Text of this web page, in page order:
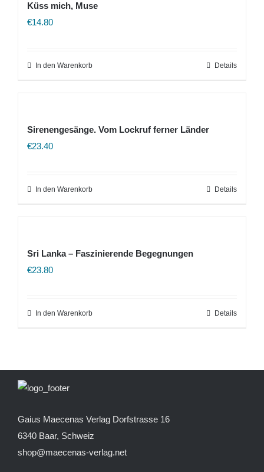
Küss mich, Muse
€14.80
In den Warenkorb Details
Sirenengesänge. Vom Lockruf ferner Länder
€23.40
In den Warenkorb Details
Sri Lanka – Faszinierende Begegnungen
€23.80
In den Warenkorb Details
Gaius Maecenas Verlag Dorfstrasse 16
6340 Baar, Schweiz
shop@maecenas-verlag.net